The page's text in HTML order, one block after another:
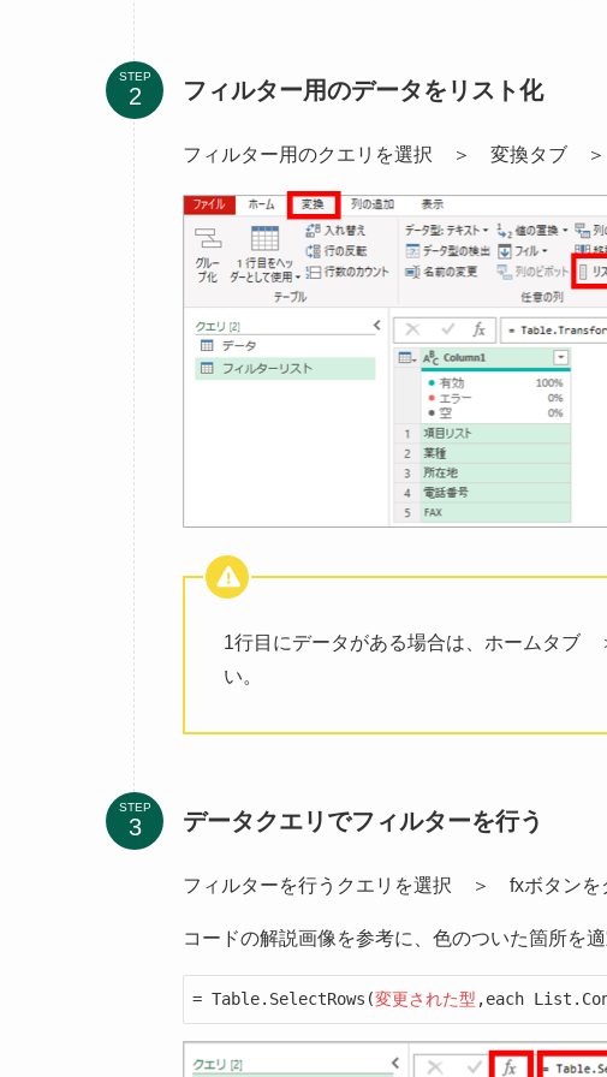
STEP フィルター用のデータをリスト化
フィルター用のクエリを選択 ＞ 変換タブ
1行目にデータがある場合は、ホームタ
い。
STEP データクエリでフィルターを行う
フィルターを行うクエリを選択 ＞ fxボタン
コードの解説画像を参考に、色のついた箇所を
= Table.SelectRows(変更された型 ,each